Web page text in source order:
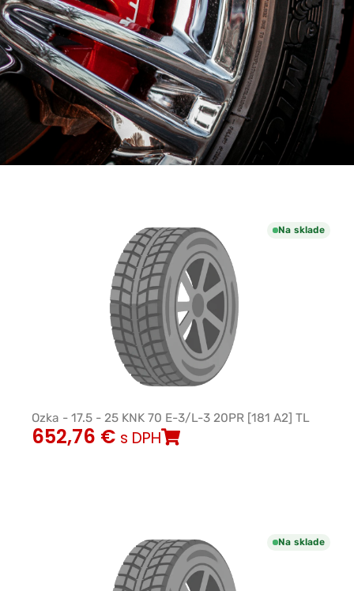
Na sklade
Ozka - 17.5 - 25 KNK 70 E-3/L-3 20PR [181 A2] TL
652,76 € s DPH
Na sklade